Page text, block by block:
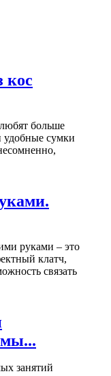
кос
больше
удобные сумки
руками – это
клатч,
связать
занятий